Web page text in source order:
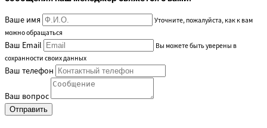
Ваше имя
Уточните, пожалуйста, как к вам
можно обращаться
Ваш Email
Вы можете быть уверены в
сохранности своих данных
Ваш телефон
Ваш вопрос